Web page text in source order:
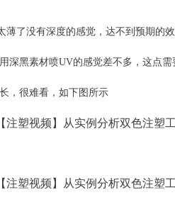
了没有深度的感觉，达不到预期的
黑素材喷UV的感觉差不多，这点需
，很难看，如下图所示